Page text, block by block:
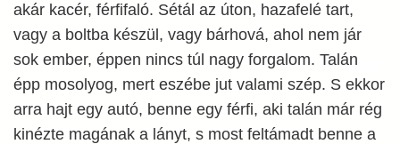
akár kacér, férfifaló. Sétál az úton, hazafelé tart,
vagy a boltba készül, vagy bárhová, ahol nem jár
sok ember, éppen nincs túl nagy forgalom. Talán
épp mosolyog, mert eszébe jut valami szép. S ekkor
arra hajt egy autó, benne egy férfi, aki talán már rég
kinézte magának a lányt, s most feltámadt benne a